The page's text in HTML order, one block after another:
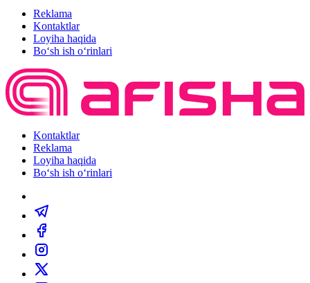
Reklama
Kontaktlar
Loyiha haqida
Bo‘sh ish o‘rinlari
Kontaktlar
Reklama
Loyiha haqida
Bo‘sh ish o‘rinlari